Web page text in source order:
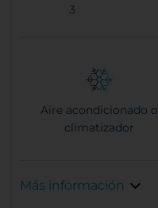
3
Aire acondicionado o
climatizador
Más información